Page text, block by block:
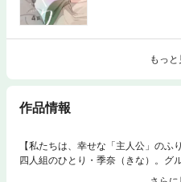
もっと
作品情報
【私たちは、幸せな「主人公」の
四人組のひとり・季奈（きな）。グ
彼と付き合う親友の瑠衣のこともあ